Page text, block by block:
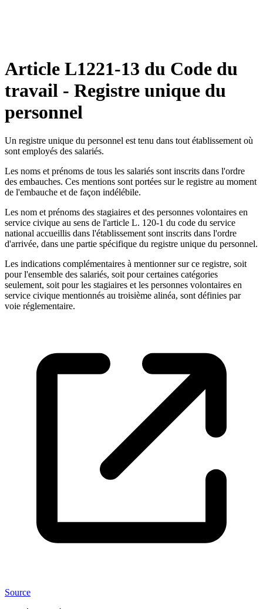
Article L1221-13 du Code du
travail - Registre unique du
personnel
Un registre unique du personnel est tenu dans tout établissement où
sont employés des salariés.
Les noms et prénoms de tous les salariés sont inscrits dans l'ordre
des embauches. Ces mentions sont portées sur le registre au moment
de l'embauche et de façon indélébile.
Les nom et prénoms des stagiaires et des personnes volontaires en
service civique au sens de l'article L. 120-1 du code du service
national accueillis dans l'établissement sont inscrits dans l'ordre
d'arrivée, dans une partie spécifique du registre unique du personnel.
Les indications complémentaires à mentionner sur ce registre, soit
pour l'ensemble des salariés, soit pour certaines catégories
seulement, soit pour les stagiaires et les personnes volontaires en
service civique mentionnés au troisième alinéa, sont définies par
voie réglementaire.
Source